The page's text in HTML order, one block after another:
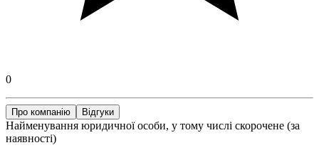
0
Про компанію Відгуки
Найменування юридичної особи, у тому числі скорочене (за
наявності)